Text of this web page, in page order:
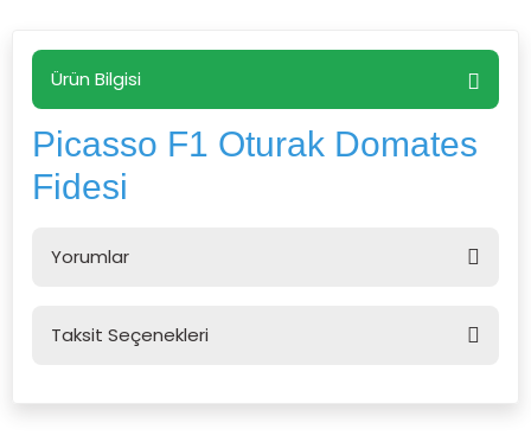
Ürün Bilgisi
Picasso F1 Oturak Domates
Fidesi
Yorumlar
Taksit Seçenekleri